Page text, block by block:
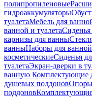
полипропиленовые
гидроаккумуляторы
туалетаМебель для
ванной и туалетаСиденья
карнизы для ванны
ванныНаборы для ванной
косметическиеСиденья
туалетаЭкран-дверки в
ванную Комплектующие
душевых поддоновОпоры
поддонов